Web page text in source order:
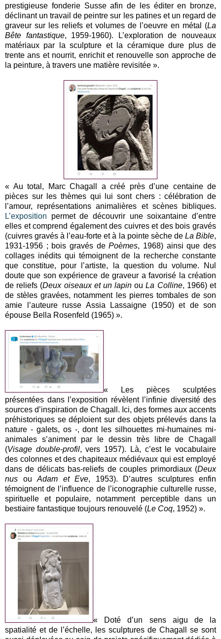
prestigieuse fonderie Susse afin de les éditer en bronze,
déclinant un travail de peintre sur les patines et un regard de
graveur sur les reliefs et volumes de l’oeuvre en métal (La
Bête fantastique, 1959-1960). L’exploration de nouveaux
matériaux par la sculpture et la céramique dure plus de
trente ans et nourrit, enrichit et renouvelle son approche de
la peinture, à travers une matière revisitée ».
« Au total, Marc Chagall a créé près d’une centaine de
pièces sur les thèmes qui lui sont chers : célébration de
l’amour, représentations animalières et scènes bibliques.
L’exposition permet de découvrir une soixantaine d’entre
elles et comprend également des cuivres et des bois gravés
(cuivres gravés à l’eau-forte et à la pointe sèche de La Bible,
1931-1956 ; bois gravés dePoèmes, 1968) ainsi que des
collages inédits qui témoignent de la recherche constante
que constitue, pour l’artiste, la question du volume. Nul
doute que son expérience de graveur a favorisé la création
de reliefs (Deux oiseaux et un lapin ouLa Colline, 1966) et
de stèles gravées, notamment les pierres tombales de son
amie l’auteure russe Assia Lassaigne (1950) et de son
épouse Bella Rosenfeld (1965) ».
« Les pièces sculptées
présentées dans l’exposition révèlent l’infinie diversité des
sources d’inspiration de Chagall. Ici, des formes aux accents
préhistoriques se déploient sur des objets prélevés dans la
nature - galets, os -, dont les silhouettes mi-humaines mi-
animales s’animent par le dessin très libre de Chagall
(Visage double-profil, vers 1957). Là, c’est le vocabulaire
des colonnes et des chapiteaux médiévaux qui est employé
dans de délicats bas-reliefs de couples primordiaux (Deux
nus ou Adam et Eve, 1953). D’autres sculptures enfin
témoignent de l’influence de l’iconographie culturelle russe,
spirituelle et populaire, notamment perceptible dans un
bestiaire fantastique toujours renouvelé (Le Coq, 1952) ».
« Doté d’un sens aigu de la
spatialité et de l’échelle, les sculptures de Chagall se sont